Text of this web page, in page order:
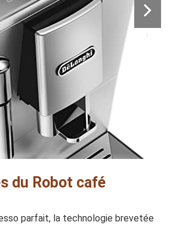
du Robot café
parfait, la technologie brevetée